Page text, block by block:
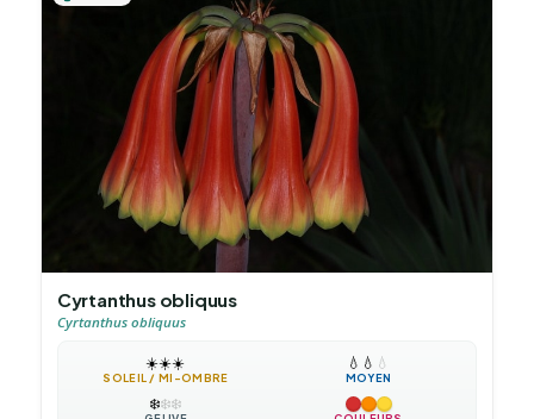
Cyrtanthus obliquus
Cyrtanthus obliquus
☀️☀️☀️
SOLEIL / MI-OMBRE
💧 💧 💧
MOYEN
❄️❄️❄️